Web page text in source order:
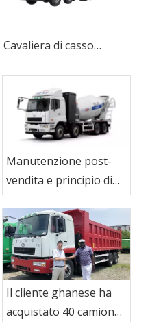
Cavaliera di cassone dell'assale idraulico di cava idraulica
Manutenzione post-
vendita e principio di
funzionamento
dell'autobetoniera
Il cliente ghanese ha
acquistato 40 camion